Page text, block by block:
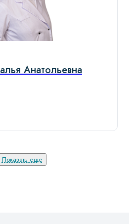
Анатольевна
Показать еще